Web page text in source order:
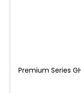
Premium Series